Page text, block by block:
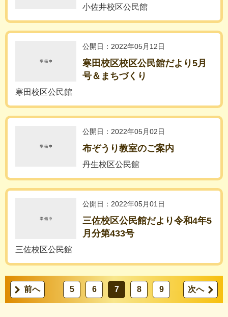
小佐井校区公民館
公開日：2022年05月12日
寒田校区校区公民館だより5月
号＆まちづくり
寒田校区公民館
公開日：2022年05月02日
布ぞうり教室のご案内
丹生校区公民館
公開日：2022年05月01日
三佐校区公民館だより令和4年5
月分第433号
三佐校区公民館
前へ 5 6 7 8 9 次へ